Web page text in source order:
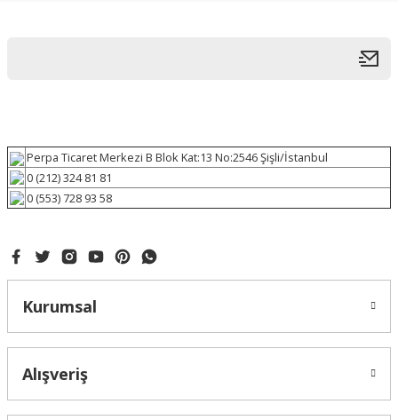
Perpa Ticaret Merkezi B Blok Kat:13 No:2546 Şişli/İstanbul
0 (212) 324 81 81
0 (553) 728 93 58
Kurumsal
Alışveriş